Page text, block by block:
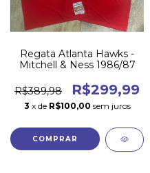
Regata Atlanta Hawks -
Mitchell & Ness 1986/87
R$389,98 R$299,99
3 x de R$100,00 sem juros
COMPRAR